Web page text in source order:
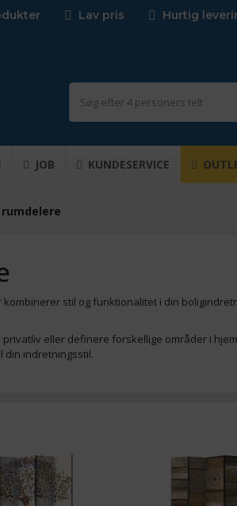
Lav pris Hurtig
JOB KUNDESERVICE
kombinerer stil og funktionalitet i din
privatliv eller definere forskellige områder i
din indretningsstil.